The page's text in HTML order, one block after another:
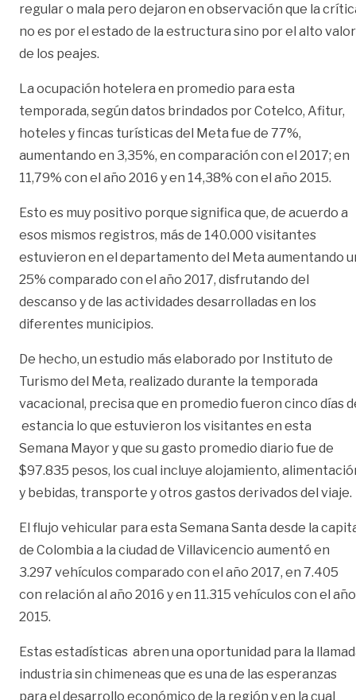
regular o mala pero dejaron en observación que la
no es por el estado de la estructura sino por el alto valor
de los peajes.
La ocupación hotelera en promedio para esta
temporada, según datos brindados por Cotelco, Afitur,
hoteles y fincas turísticas del Meta fue de 77%,
aumentando en 3,35%, en comparación con el 2017; en
11,79% con el año 2016 y en 14,38% con el año 2015.
Esto es muy positivo porque significa que, de acuerdo a
esos mismos registros, más de 140.000 visitantes
estuvieron en el departamento del Meta aumentando
25% comparado con el año 2017, disfrutando del
descanso y de las actividades desarrolladas en los
diferentes municipios.
De hecho, un estudio más elaborado por Instituto de
Turismo del Meta, realizado durante la temporada
vacacional, precisa que en promedio fueron cinco días
estancia lo que estuvieron los visitantes en esta
Semana Mayor y que su gasto promedio diario fue de
$97.835 pesos, los cual incluye alojamiento,
y bebidas, transporte y otros gastos derivados del viaje.
El flujo vehicular para esta Semana Santa desde la
de Colombia a la ciudad de Villavicencio aumentó en
3.297 vehículos comparado con el año 2017, en 7.405
con relación al año 2016 y en 11.315 vehículos con el año
2015.
Estas estadísticas abren una oportunidad para la
industria sin chimeneas que es una de las esperanzas
para el desarrollo económico de la región y en la cual